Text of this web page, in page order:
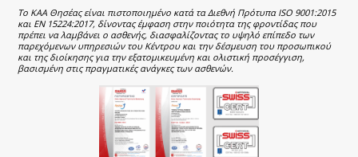
Το ΚΑΑ Θησέας είναι πιστοποιημένο κατά τα Διεθνή Πρότυπα ISO 9001:2015
και EN 15224:2017, δίνοντας έμφαση στην ποιότητα της φροντίδας που
πρέπει να λαμβάνει ο ασθενής, διασφαλίζοντας το υψηλό επίπεδο των
παρεχόμενων υπηρεσιών του Κέντρου και την δέσμευση του προσωπικού
και της διοίκησης για την εξατομικευμένη και ολιστική προσέγγιση,
βασισμένη στις πραγματικές ανάγκες των ασθενών.